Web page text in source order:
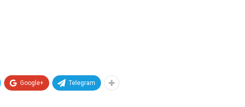
Google+ Telegram